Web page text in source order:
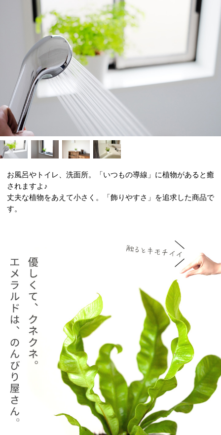
お風呂やトイレ、洗面所。「いつもの導線」に植物があると癒
されますよ♪
丈夫な植物をあえて小さく。「飾りやすさ」を追求した商品で
す。